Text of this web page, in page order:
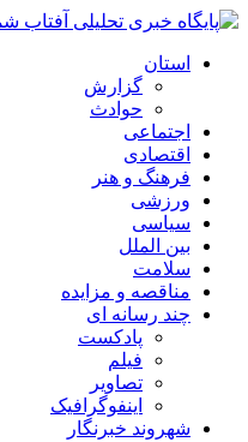
استان
گزارش
حوادث
اجتماعی
اقتصادی
فرهنگ و هنر
ورزشی
سیاسی
بین الملل
سلامت
مناقصه و مزایده
چند رسانه ای
پادکست
فیلم
تصاویر
اینفوگرافیک
شهروند خبرنگار